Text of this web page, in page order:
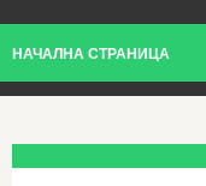
НАЧАЛНА СТРАНИЦА